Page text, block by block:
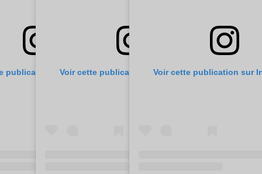
publication sur InstagramVoir cette publication sur InstagramVoir cette publication sur